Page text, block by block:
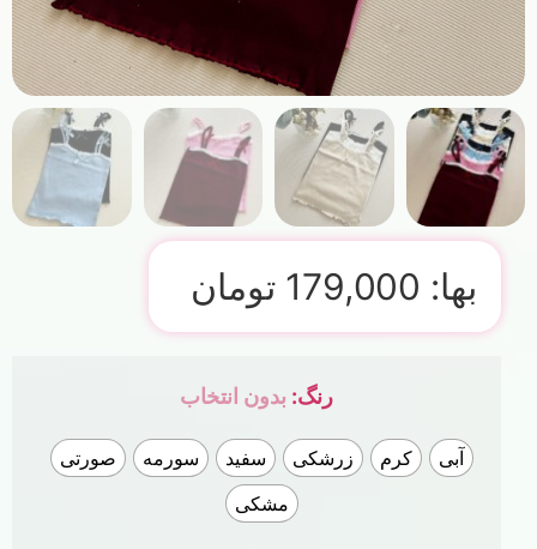
بها: 179,000 تومان
رنگ: بدون انتخاب
آبی کرم زرشکی سفید سورمه
صورتی
مشکی